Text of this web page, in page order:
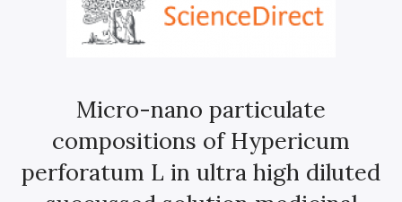
Micro-nano particulate
compositions of Hypericum
perforatum L in ultra high diluted